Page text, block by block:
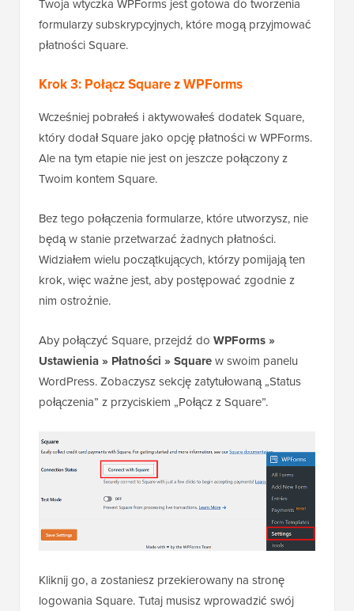
Twoja wtyczka WPForms jest gotowa do tworzenia
formularzy subskrypcyjnych, które mogą przyjmować
płatności Square.
Krok 3: Połącz Square z WPForms
Wcześniej pobrałeś i aktywowałeś dodatek Square,
który dodał Square jako opcję płatności w WPForms.
Ale na tym etapie nie jest on jeszcze połączony z
Twoim kontem Square.
Bez tego połączenia formularze, które utworzysz, nie
będą w stanie przetwarzać żadnych płatności.
Widziałem wielu początkujących, którzy pomijają ten
krok, więc ważne jest, aby postępować zgodnie z
nim ostrożnie.
Aby połączyć Square, przejdź do WPForms »
Ustawienia» Płatności »Squarew swoim panelu
WordPress. Zobaczysz sekcję zatytułowaną „Status
połączenia” z przyciskiem „Połącz z Square”.
Kliknij go, a zostaniesz przekierowany na stronę
logowania Square. Tutaj musisz wprowadzić swój